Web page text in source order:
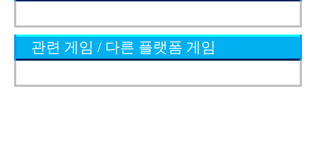
관련 게임 / 다른 플랫폼 게임